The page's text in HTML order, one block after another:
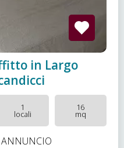
in Largo
1
locali
16
mq
ANNUNCIO